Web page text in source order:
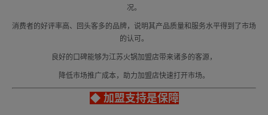
况。
消费者的好评率高、回头客多的品牌，说明其产品质量和服务水平得到了市场
的认可。
良好的口碑能够为江苏火锅加盟店带来诸多的客源，
降低市场推广成本，助力加盟店快速打开市场。
◆ 加盟支持是保障